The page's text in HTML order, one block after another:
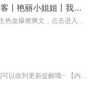
【永久免费】我的俏房客丨艳丽小姐姐丨我的美女房客